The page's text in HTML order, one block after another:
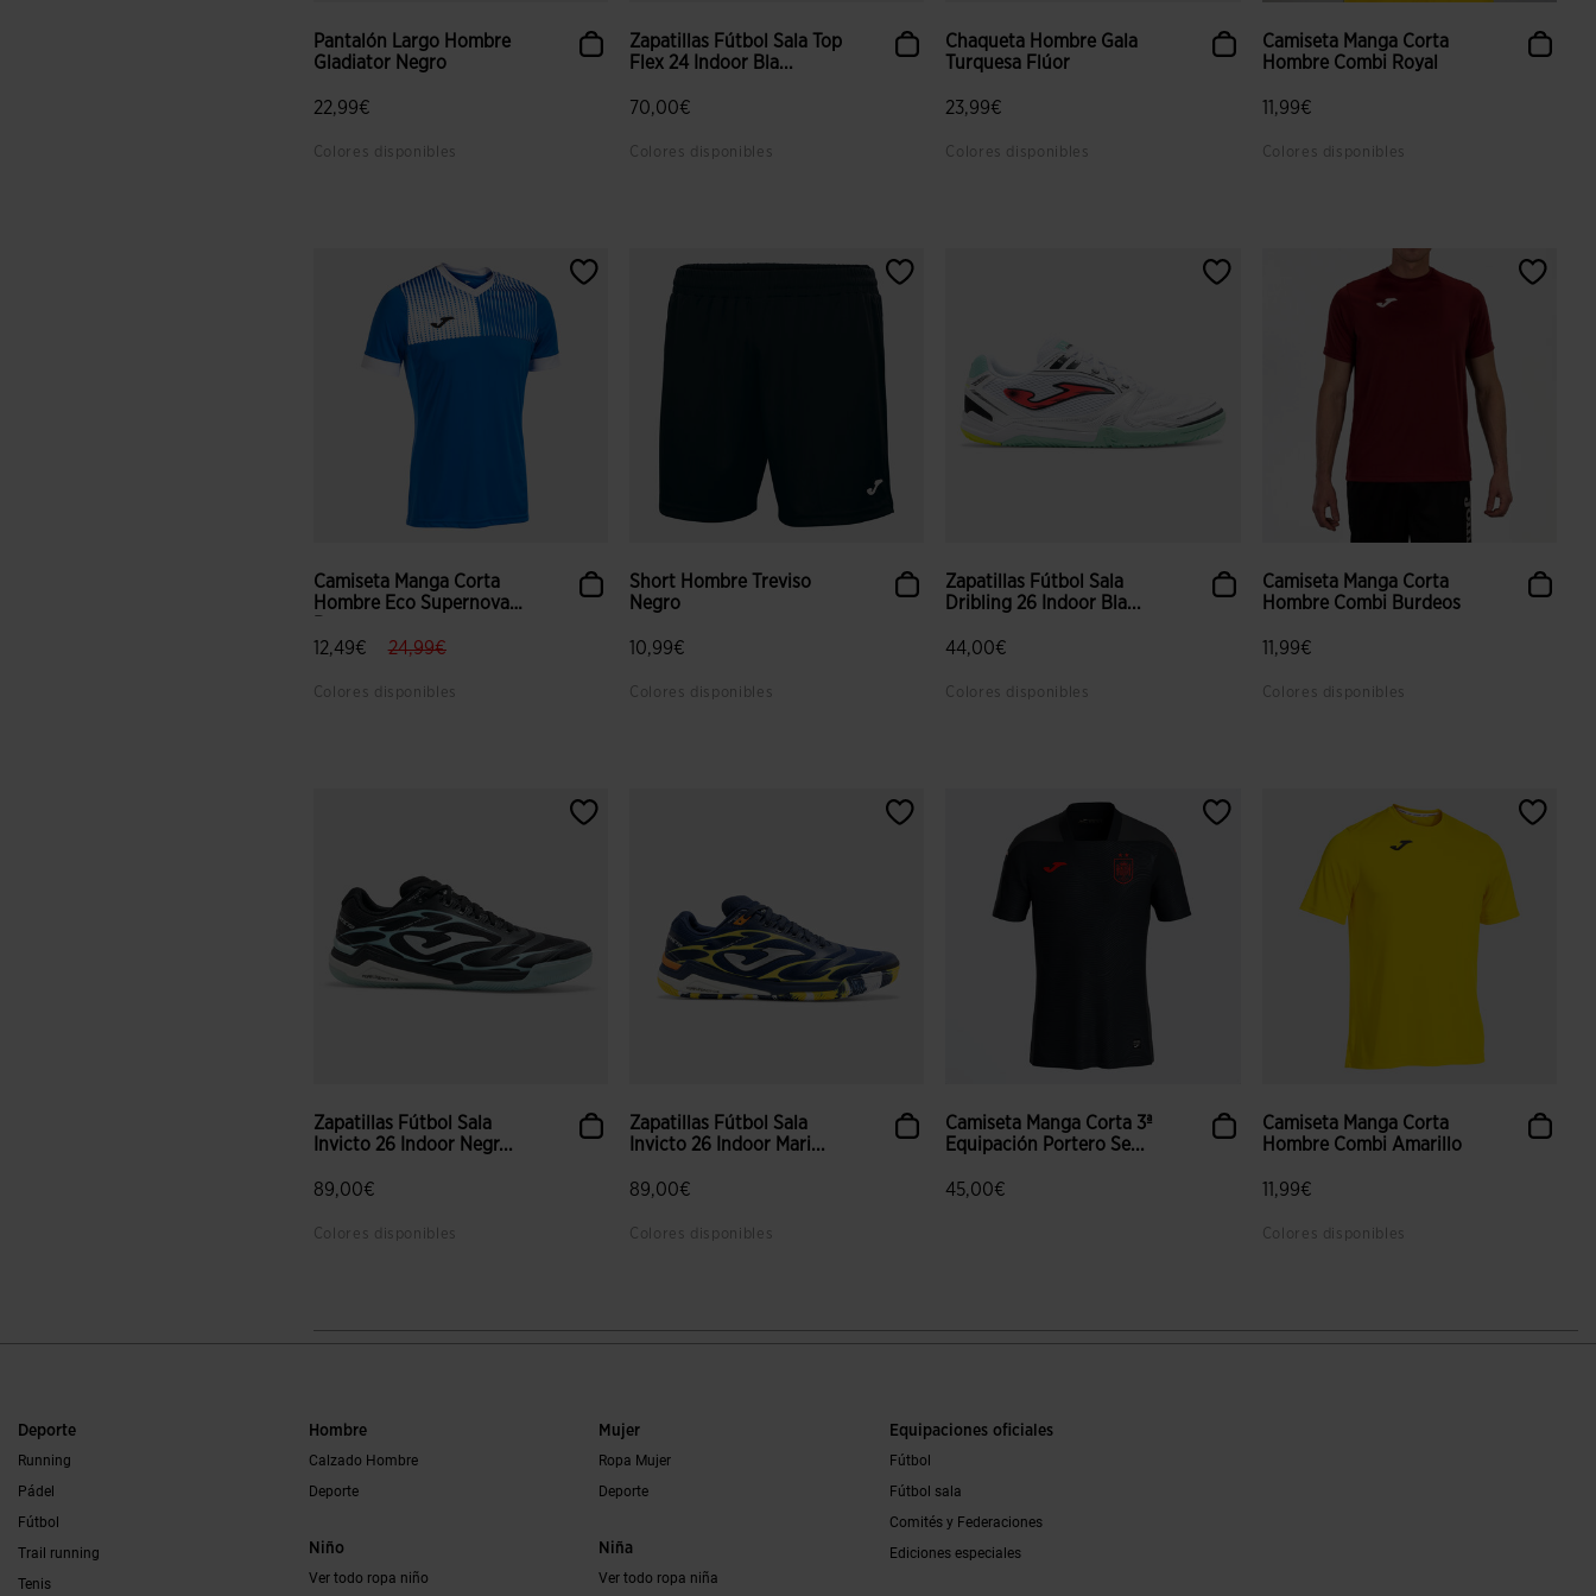
Pantalón Largo Hombre
Gladiator Negro
22,99€
Colores disponibles
Zapatillas Fútbol Sala Top
Flex 24 Indoor Bla...
70,00€
Colores disponibles
Chaqueta Hombre Gala
Turquesa Flúor
23,99€
Colores disponibles
Camiseta Manga Corta
Hombre Combi Royal
11,99€
Colores disponibles
4,4 sobre 5 de valoración de clientes
Camiseta Manga Corta
Hombre Eco Supernova
12,49€
label.price.reduced.from
24,99€label.price.to
Colores disponibles
Short Hombre Treviso
Negro
10,99€
Colores disponibles
Zapatillas Fútbol Sala
Dribling 26 Indoor Bla...
44,00€
Colores disponibles
Camiseta Manga Corta
Hombre Combi Burdeos
11,99€
Colores disponibles
Zapatillas Fútbol Sala
Invicto 26 Indoor Negr...
89,00€
Colores disponibles
3,3 sobre 5 de valoración de clientes
Zapatillas Fútbol Sala
Invicto 26 Indoor Mari...
89,00€
Colores disponibles
5 sobre 5 de valoración de clientes
Camiseta Manga Corta 3ª
Equipación Portero Se...
45,00€
4,7 sobre 5 de valoración de clientes
Camiseta Manga Corta
Hombre Combi Amarillo
11,99€
Colores disponibles
3,6 sobre 5 de valoración de clientes
Deporte
Running
Pádel
Fútbol
Trail running
Tenis
Hombre
Calzado Hombre
Deporte
Niño
Ver todo ropa niño
Mujer
Ropa Mujer
Deporte
Niña
Ver todo ropa niña
Equipaciones oficiales
Fútbol
Fútbol sala
Comités y Federaciones
Ediciones especiales